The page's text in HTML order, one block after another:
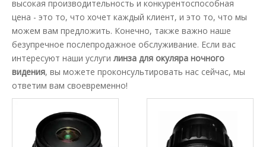
высокая производительность и конкурентоспособная
цена - это то, что хочет каждый клиент, и это то, что мы
можем вам предложить. Конечно, также важно наше
безупречное послепродажное обслуживание. Если вас
интересуют наши услуги линза для окуляра ночного
видения, вы можете проконсультировать нас сейчас, мы
ответим вам своевременно!